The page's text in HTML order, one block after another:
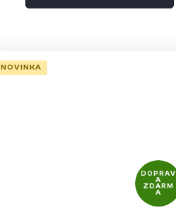
NOVINKA
DOPRAV
A
ZDARM
A